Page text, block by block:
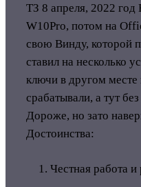
ТЗ 8 апреля, 2022 год
W10Pro, потом на
свою Винду, которой
ставил на несколько
ключи в другом месте
срабатывали, а тут
Дороже, но зато
Достоинства:
Честная работа